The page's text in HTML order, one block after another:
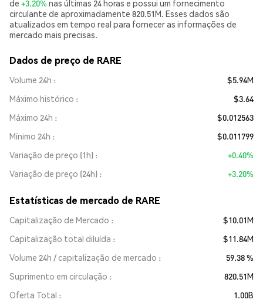
de +3.20% nas últimas 24 horas e possui um fornecimento
circulante de aproximadamente 820.51M. Esses dados são
atualizados em tempo real para fornecer as informações de
mercado mais precisas.
Dados de preço de RARE
Volume 24h
$5.94M
Máximo histórico
$3.64
Máximo 24h
$0.012563
Mínimo 24h
$0.011799
Variação de preço (1h)
+0.40%
Variação de preço (24h)
+3.20%
Estatísticas de mercado de RARE
Capitalização de Mercado
$10.01M
Capitalização total diluída
$11.84M
Volume 24h / capitalização de mercado
59.38 %
Suprimento em circulação
820.51M
Oferta Total
1.00B